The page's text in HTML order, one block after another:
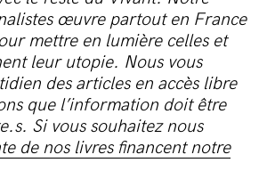
œuvre partout en France
mettre en lumière celles et
leur utopie. Nous vous
des articles en accès libre
que l’information doit être
Si vous souhaitez nous
de nos livres financent notre